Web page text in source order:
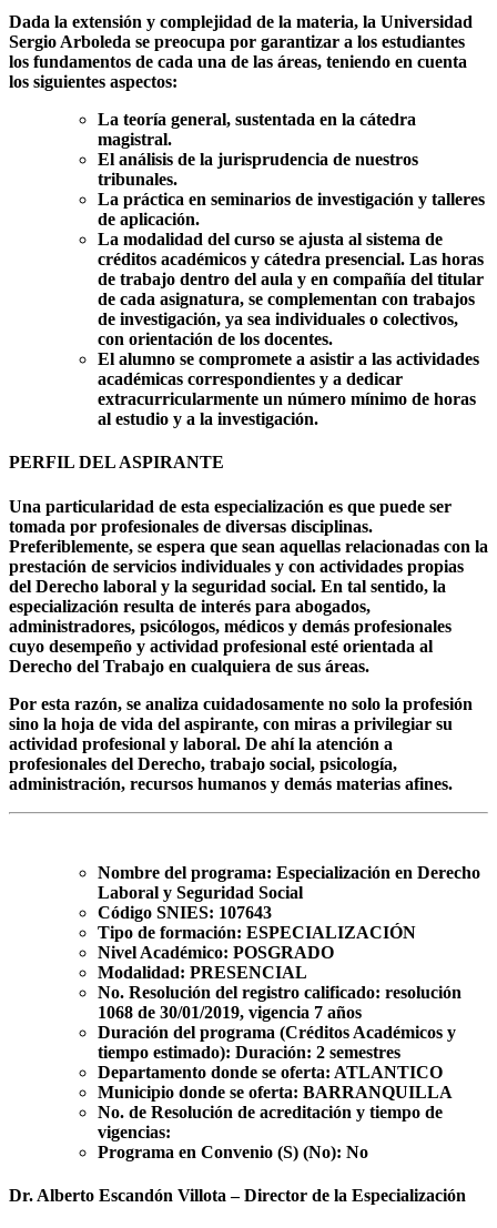
Dada la extensión y complejidad de la materia, la Universidad
Sergio Arboleda se preocupa por garantizar a los estudiantes
los fundamentos de cada una de las áreas, teniendo en cuenta
los siguientes aspectos:
La teoría general, sustentada en la cátedra
magistral.
El análisis de la jurisprudencia de nuestros
tribunales.
La práctica en seminarios de investigación y talleres
de aplicación.
La modalidad del curso se ajusta al sistema de
créditos académicos y cátedra presencial. Las horas
de trabajo dentro del aula y en compañía del titular
de cada asignatura, se complementan con trabajos
de investigación, ya sea individuales o colectivos,
con orientación de los docentes.
El alumno se compromete a asistir a las actividades
académicas correspondientes y a dedicar
extracurricularmente un número mínimo de horas
al estudio y a la investigación.
PERFIL DEL ASPIRANTE
Una particularidad de esta especialización es que puede ser
tomada por profesionales de diversas disciplinas.
Preferiblemente, se espera que sean aquellas relacionadas con la
prestación de servicios individuales y con actividades propias
del Derecho laboral y la seguridad social. En tal sentido, la
especialización resulta de interés para abogados,
administradores, psicólogos, médicos y demás profesionales
cuyo desempeño y actividad profesional esté orientada al
Derecho del Trabajo en cualquiera de sus áreas.
Por esta razón, se analiza cuidadosamente no solo la profesión
sino la hoja de vida del aspirante, con miras a privilegiar su
actividad profesional y laboral. De ahí la atención a
profesionales del Derecho, trabajo social, psicología,
administración, recursos humanos y demás materias afines.
Nombre del programa: Especialización en Derecho
Laboral y Seguridad Social
Código SNIES: 107643
Tipo de formación: ESPECIALIZACIÓN
Nivel Académico: POSGRADO
Modalidad: PRESENCIAL
No. Resolución del registro calificado: resolución
1068 de 30/01/2019, vigencia 7 años
Duración del programa (Créditos Académicos y
tiempo estimado): Duración: 2 semestres
Departamento donde se oferta: ATLANTICO
Municipio donde se oferta: BARRANQUILLA
No. de Resolución de acreditación y tiempo de
vigencias:
Programa en Convenio (S) (No): No
Dr. Alberto Escandón Villota – Director de la Especialización